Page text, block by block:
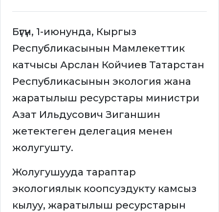
Бүгүн, 1-июнунда, Кыргыз
Республикасынын Мамлекеттик
катчысы Арслан Койчиев Татарстан
Республикасынын экология жана
жаратылыш ресурстары министри
Азат Ильдусович Зиганшин
жетектеген делегация менен
жолугушту.
Жолугушууда тараптар
экологиялык коопсуздукту камсыз
кылуу, жаратылыш ресурстарын